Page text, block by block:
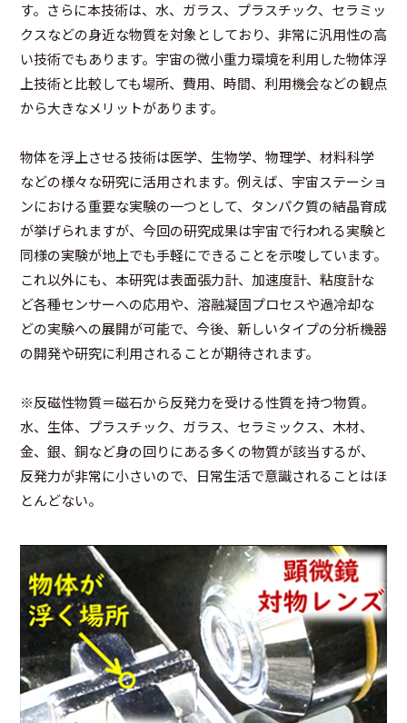
す。さらに本技術は、水、ガラス、プラスチック、セラミッ
クスなどの身近な物質を対象としており、非常に汎用性の高
い技術でもあります。宇宙の微小重力環境を利用した物体浮
上技術と比較しても場所、費用、時間、利用機会などの観点
から大きなメリットがあります。
物体を浮上させる技術は医学、生物学、物理学、材料科学
などの様々な研究に活用されます。例えば、宇宙ステーショ
ンにおける重要な実験の一つとして、タンパク質の結晶育成
が挙げられますが、今回の研究成果は宇宙で行われる実験と
同様の実験が地上でも手軽にできることを示唆しています。
これ以外にも、本研究は表面張力計、加速度計、粘度計な
ど各種センサーへの応用や、溶融凝固プロセスや過冷却な
どの実験への展開が可能で、今後、新しいタイプの分析機器
の開発や研究に利用されることが期待されます。
※反磁性物質＝磁石から反発力を受ける性質を持つ物質。
水、生体、プラスチック、ガラス、セラミックス、木材、
金、銀、銅など身の回りにある多くの物質が該当するが、
反発力が非常に小さいので、日常生活で意識されることはほ
とんどない。